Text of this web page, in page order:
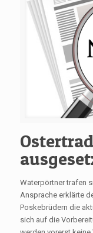
Waterpörtner trafen
Ansprache erklärte
Poskebrüdern die
sich auf die